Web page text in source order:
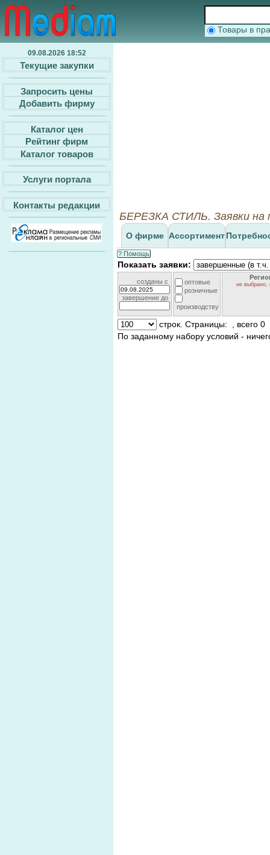
Товары в
09.08.2026 18:52
Текущие закупки
Запросить цены
Добавить фирму
Каталог цен
Рейтинг фирм
Каталог товаров
Услуги портала
Контакты редакции
БЕРЕЗКА СТИЛЬ. Заявки на
О фирме Ассортимент
? Помощь
Показать заявки:
созданы c
завершение до
оптовые
розничные
производству
не выбрано,
строк. Страницы:
, всего 0
По заданному набору условий -